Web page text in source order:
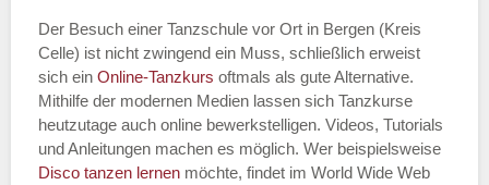
E-Mail*
Der Besuch einer Tanzschule vor Ort in Bergen (Kreis
Celle) ist nicht zwingend ein Muss, schließlich erweist
sich ein Online-Tanzkurs oftmals als gute Alternative.
Mithilfe der modernen Medien lassen sich Tanzkurse
heutzutage auch online bewerkstelligen. Videos, Tutorials
und Anleitungen machen es möglich. Wer beispielsweise
Disco tanzen lernen möchte, findet im World Wide Web